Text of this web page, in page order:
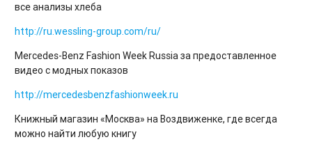
все анализы хлеба
http://ru.wessling-group.com/ru/
Mercedes-Benz Fashion Week Russia за предоставленное
видео с модных показов
http://mercedesbenzfashionweek.ru
Книжный магазин «Москва» на Воздвиженке, где всегда
можно найти любую книгу